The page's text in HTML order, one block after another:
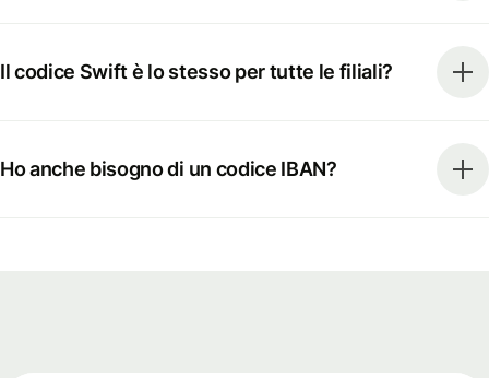
Il codice Swift è lo stesso per tutte le filiali?
Ho anche bisogno di un codice IBAN?